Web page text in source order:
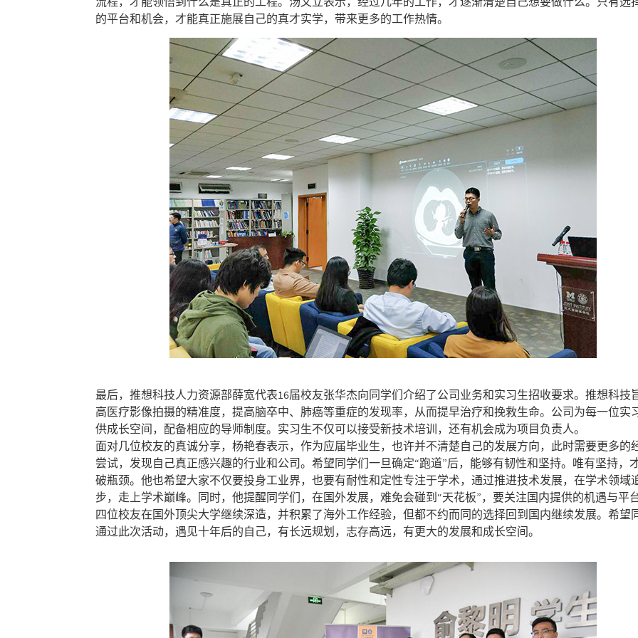
的平台和机会，才能真正施展自己的真才实学，带来更多的工作热情。
最后，推想科技人力资源部薛宽代表16届校友张华杰向同学们介绍了公司业务和实习生招收要求。推想科技
高医疗影像拍摄的精准度，提高脑卒中、肺癌等重症的发现率，从而提早治疗和挽救生命。公司为每一位实
供成长空间，配备相应的导师制度。实习生不仅可以接受新技术培训，还有机会成为项目负责人。
面对几位校友的真诚分享，杨艳春表示，作为应届毕业生，也许并不清楚自己的发展方向，此时需要更多的
尝试，发现自己真正感兴趣的行业和公司。希望同学们一旦确定“跑道”后，能够有韧性和坚持。唯有坚持，
破瓶颈。他也希望大家不仅要投身工业界，也要有耐性和定性专注于学术，通过推进技术发展，在学术领域
步，走上学术巅峰。同时，他提醒同学们，在国外发展，难免会碰到“天花板”，要关注国内提供的机遇与平
四位校友在国外顶尖大学继续深造，并积累了海外工作经验，但都不约而同的选择回到国内继续发展。希望
通过此次活动，遇见十年后的自己，有长远规划，志存高远，有更大的发展和成长空间。